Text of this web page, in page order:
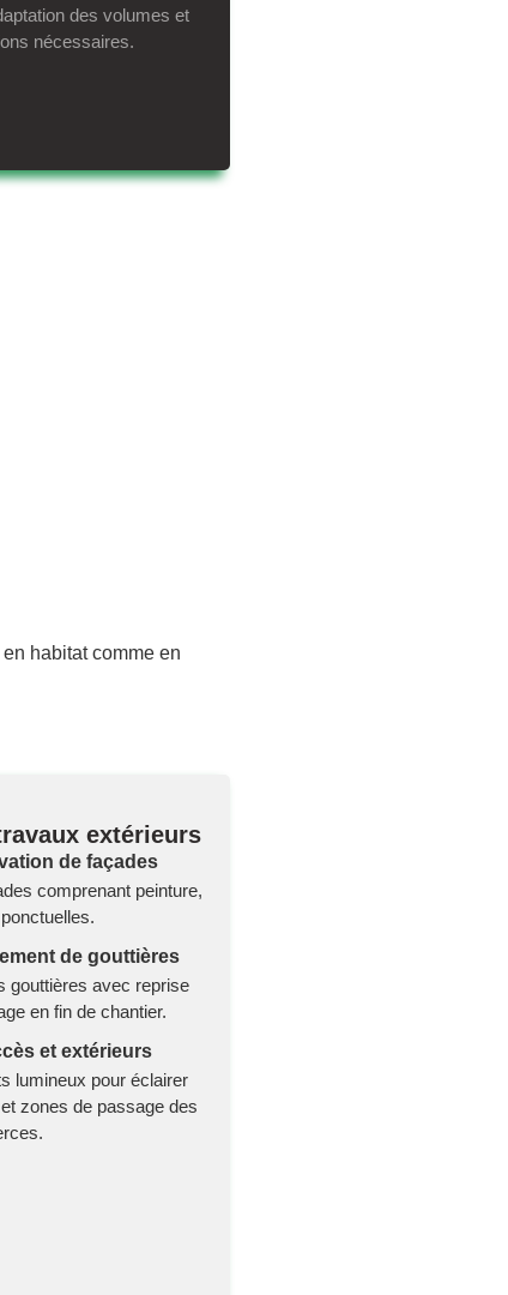
des volumes et
nécessaires.
habitat comme en
extérieurs
de façades
comprenant peinture,
de gouttières
gouttières avec reprise
en fin de chantier.
et extérieurs
lumineux pour éclairer
zones de passage des